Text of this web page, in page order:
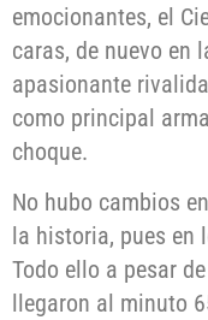
emocionantes, el
caras, de nuevo en
apasionante
como principal
choque.
No hubo cambios
la historia, pues en
Todo ello a pesar
llegaron al minuto